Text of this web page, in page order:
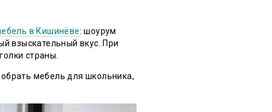
в Кишинёве: шоурум
взыскательный вкус. При
страны.
мебель для школьника,